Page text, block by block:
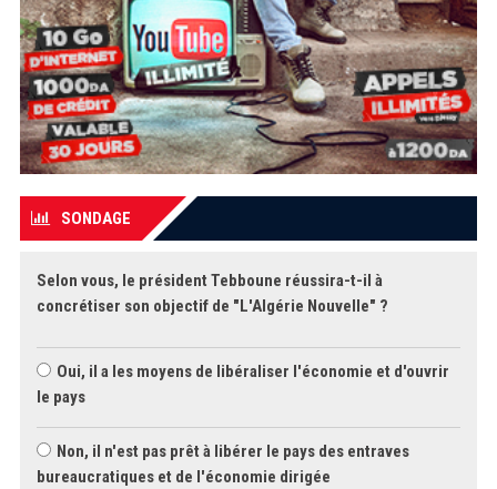
SONDAGE
Selon vous, le président Tebboune réussira-t-il à
concrétiser son objectif de "L'Algérie Nouvelle" ?
Oui, il a les moyens de libéraliser l'économie et d'ouvrir
le pays
Non, il n'est pas prêt à libérer le pays des entraves
bureaucratiques et de l'économie dirigée